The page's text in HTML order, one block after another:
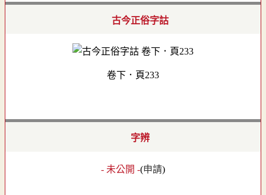
古今正俗字詁
卷下．頁233
字辨
- 未公開 -(申請)